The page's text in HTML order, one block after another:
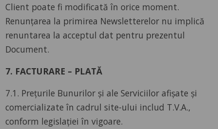
Client poate fi modificată în orice moment.
Renunțarea la primirea Newsletterelor nu implică
renuntarea la acceptul dat pentru prezentul
Document.
7. FACTURARE – PLATĂ
7.1. Prețurile Bunurilor și ale Serviciilor afișate și
comercializate în cadrul site-ului includ T.V.A.,
conform legislației în vigoare.